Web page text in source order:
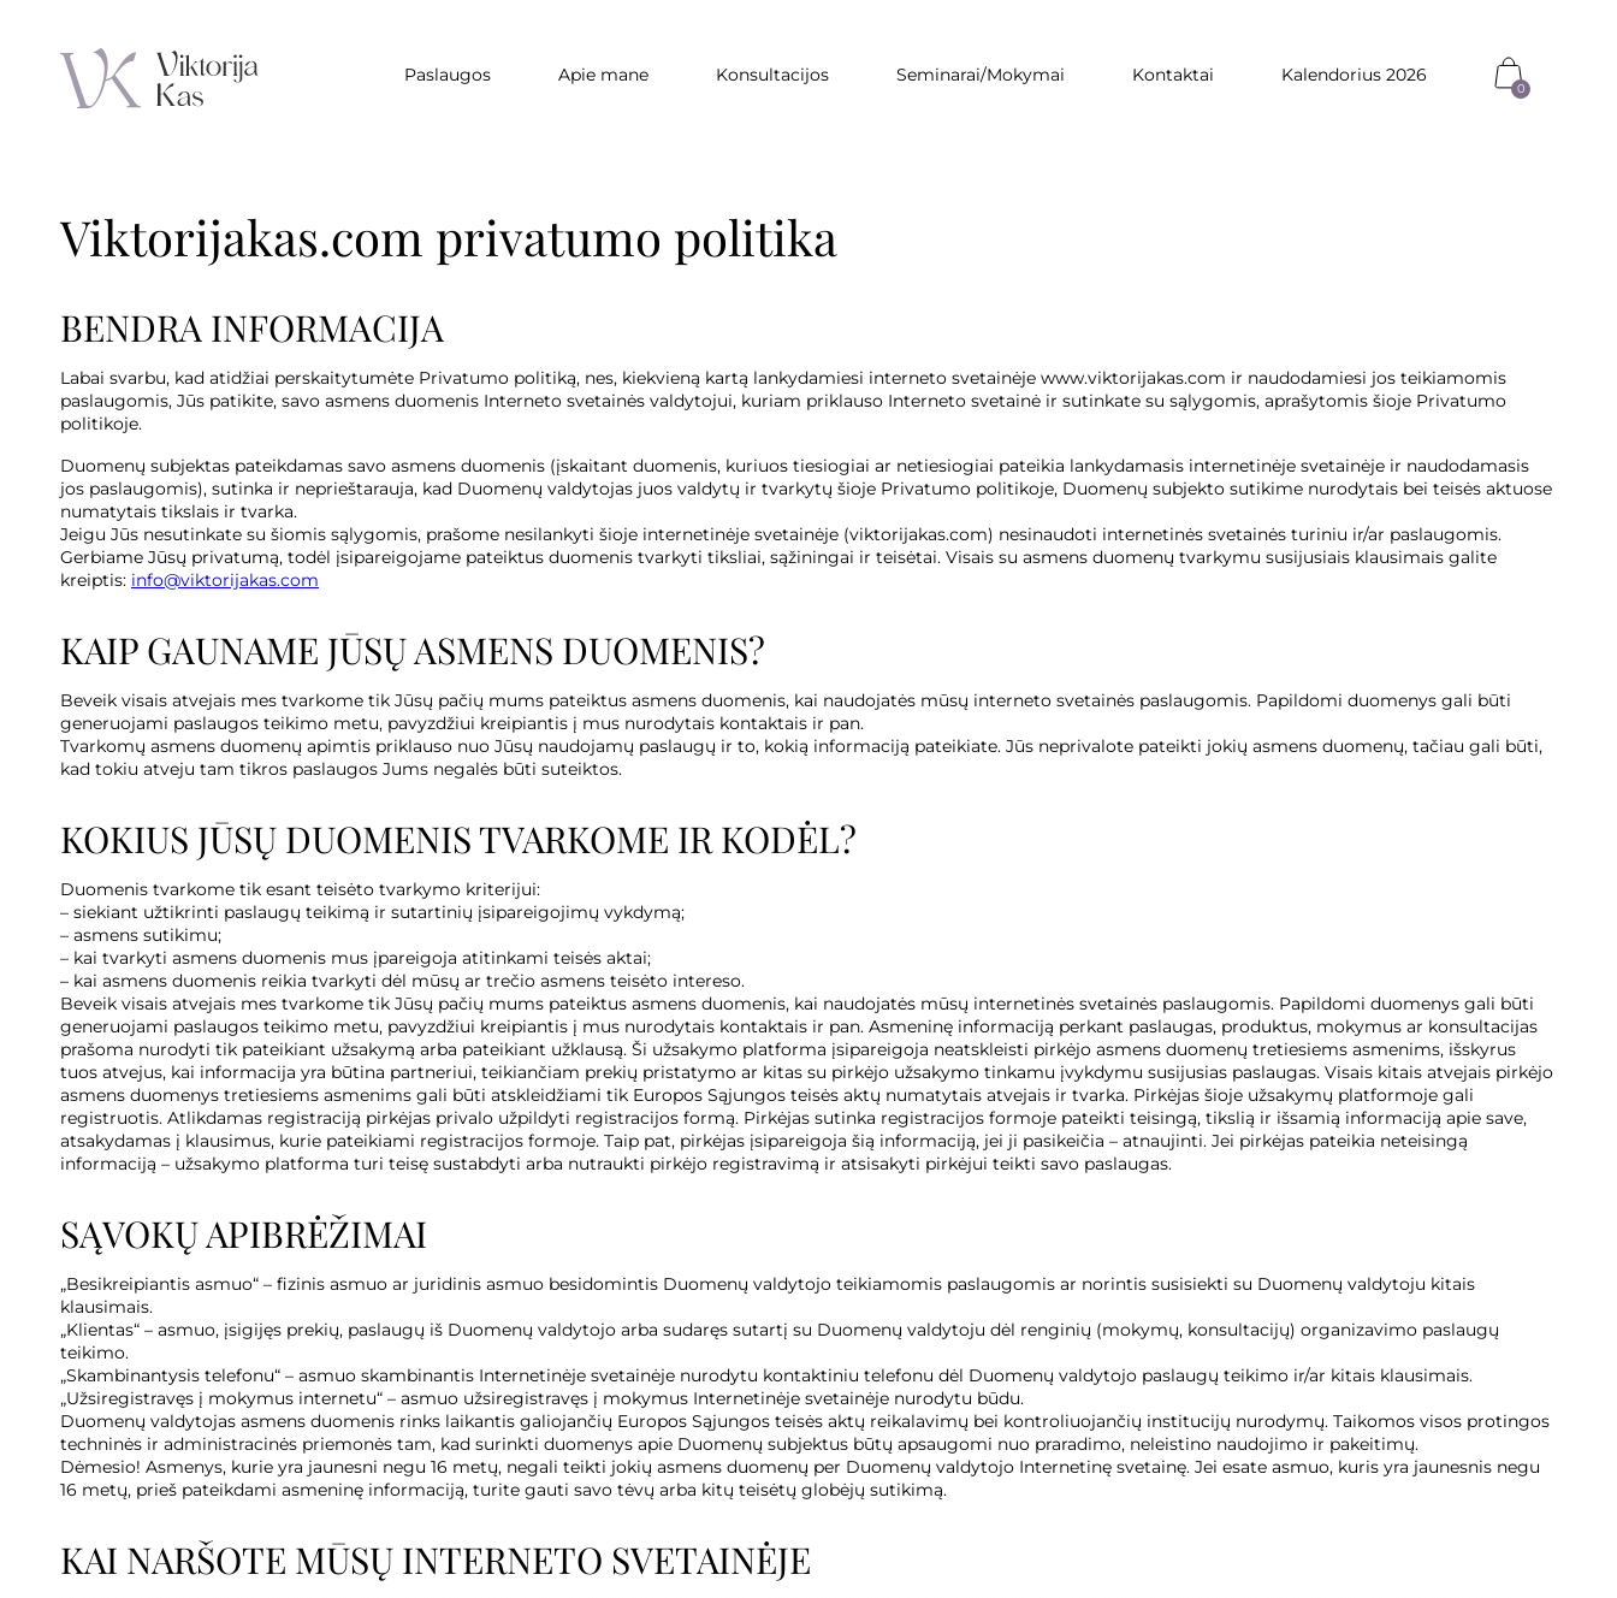
Paslaugos Apie mane Konsultacijos Seminarai/Mokymai Kontaktai Kalendorius 2026
0
Viktorijakas.com privatumo politika
BENDRA INFORMACIJA
Labai svarbu, kad atidžiai perskaitytumėte Privatumo politiką, nes, kiekvieną kartą lankydamiesi interneto svetainėje www.viktorijakas.com ir naudodamiesi jos teikiamomis
paslaugomis, Jūs patikite, savo asmens duomenis Interneto svetainės valdytojui, kuriam priklauso Interneto svetainė ir sutinkate su sąlygomis, aprašytomis šioje Privatumo
politikoje.
Duomenų subjektas pateikdamas savo asmens duomenis (įskaitant duomenis, kuriuos tiesiogiai ar netiesiogiai pateikia lankydamasis internetinėje svetainėje ir naudodamasis
jos paslaugomis), sutinka ir neprieštarauja, kad Duomenų valdytojas juos valdytų ir tvarkytų šioje Privatumo politikoje, Duomenų subjekto sutikime nurodytais bei teisės aktuose
numatytais tikslais ir tvarka.
Jeigu Jūs nesutinkate su šiomis sąlygomis, prašome nesilankyti šioje internetinėje svetainėje (viktorijakas.com) nesinaudoti internetinės svetainės turiniu ir/ar paslaugomis.
Gerbiame Jūsų privatumą, todėl įsipareigojame pateiktus duomenis tvarkyti tiksliai, sąžiningai ir teisėtai. Visais su asmens duomenų tvarkymu susijusiais klausimais galite
kreiptis: info@viktorijakas.com
KAIP GAUNAME JŪSŲ ASMENS DUOMENIS?
Beveik visais atvejais mes tvarkome tik Jūsų pačių mums pateiktus asmens duomenis, kai naudojatės mūsų interneto svetainės paslaugomis. Papildomi duomenys gali būti
generuojami paslaugos teikimo metu, pavyzdžiui kreipiantis į mus nurodytais kontaktais ir pan.
Tvarkomų asmens duomenų apimtis priklauso nuo Jūsų naudojamų paslaugų ir to, kokią informaciją pateikiate. Jūs neprivalote pateikti jokių asmens duomenų, tačiau gali būti,
kad tokiu atveju tam tikros paslaugos Jums negalės būti suteiktos.
KOKIUS JŪSŲ DUOMENIS TVARKOME IR KODĖL?
Duomenis tvarkome tik esant teisėto tvarkymo kriterijui:
– siekiant užtikrinti paslaugų teikimą ir sutartinių įsipareigojimų vykdymą;
– asmens sutikimu;
– kai tvarkyti asmens duomenis mus įpareigoja atitinkami teisės aktai;
– kai asmens duomenis reikia tvarkyti dėl mūsų ar trečio asmens teisėto intereso.
Beveik visais atvejais mes tvarkome tik Jūsų pačių mums pateiktus asmens duomenis, kai naudojatės mūsų internetinės svetainės paslaugomis. Papildomi duomenys gali būti
generuojami paslaugos teikimo metu, pavyzdžiui kreipiantis į mus nurodytais kontaktais ir pan. Asmeninę informaciją perkant paslaugas, produktus, mokymus ar konsultacijas
prašoma nurodyti tik pateikiant užsakymą arba pateikiant užklausą. Ši užsakymo platforma įsipareigoja neatskleisti pirkėjo asmens duomenų tretiesiems asmenims, išskyrus
tuos atvejus, kai informacija yra būtina partneriui, teikiančiam prekių pristatymo ar kitas su pirkėjo užsakymo tinkamu įvykdymu susijusias paslaugas. Visais kitais atvejais pirkėjo
asmens duomenys tretiesiems asmenims gali būti atskleidžiami tik Europos Sąjungos teisės aktų numatytais atvejais ir tvarka. Pirkėjas šioje užsakymų platformoje gali
registruotis. Atlikdamas registraciją pirkėjas privalo užpildyti registracijos formą. Pirkėjas sutinka registracijos formoje pateikti teisingą, tikslią ir išsamią informaciją apie save,
atsakydamas į klausimus, kurie pateikiami registracijos formoje. Taip pat, pirkėjas įsipareigoja šią informaciją, jei ji pasikeičia – atnaujinti. Jei pirkėjas pateikia neteisingą
informaciją – užsakymo platforma turi teisę sustabdyti arba nutraukti pirkėjo registravimą ir atsisakyti pirkėjui teikti savo paslaugas.
SĄVOKŲ APIBRĖŽIMAI
„Besikreipiantis asmuo“ – fizinis asmuo ar juridinis asmuo besidomintis Duomenų valdytojo teikiamomis paslaugomis ar norintis susisiekti su Duomenų valdytoju kitais
klausimais.
„Klientas“ – asmuo, įsigijęs prekių, paslaugų iš Duomenų valdytojo arba sudaręs sutartį su Duomenų valdytoju dėl renginių (mokymų, konsultacijų) organizavimo paslaugų
teikimo.
„Skambinantysis telefonu“ – asmuo skambinantis Internetinėje svetainėje nurodytu kontaktiniu telefonu dėl Duomenų valdytojo paslaugų teikimo ir/ar kitais klausimais.
„Užsiregistravęs į mokymus internetu“ – asmuo užsiregistravęs į mokymus Internetinėje svetainėje nurodytu būdu.
Duomenų valdytojas asmens duomenis rinks laikantis galiojančių Europos Sąjungos teisės aktų reikalavimų bei kontroliuojančių institucijų nurodymų. Taikomos visos protingos
techninės ir administracinės priemonės tam, kad surinkti duomenys apie Duomenų subjektus būtų apsaugomi nuo praradimo, neleistino naudojimo ir pakeitimų.
Dėmesio! Asmenys, kurie yra jaunesni negu 16 metų, negali teikti jokių asmens duomenų per Duomenų valdytojo Internetinę svetainę. Jei esate asmuo, kuris yra jaunesnis negu
16 metų, prieš pateikdami asmeninę informaciją, turite gauti savo tėvų arba kitų teisėtų globėjų sutikimą.
KAI NARŠOTE MŪSŲ INTERNETO SVETAINĖJE